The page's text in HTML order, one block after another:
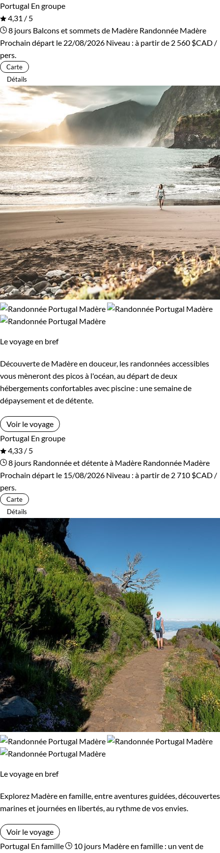
Portugal En groupe
4,31 / 5
8 jours Balcons et sommets de Madère Randonnée Madère
Prochain départ le 22/08/2026 Niveau : à partir de 2 560 $CAD /
pers.
Carte
Détails
Le voyage en bref
Découverte de Madère en douceur, les randonnées accessibles
vous mèneront des picos à l'océan, au départ de deux
hébergements confortables avec piscine : une semaine de
dépaysement et de détente.
Voir le voyage
Portugal En groupe
4,33 / 5
8 jours Randonnée et détente à Madère Randonnée Madère
Prochain départ le 15/08/2026 Niveau : à partir de 2 710 $CAD /
pers.
Carte
Détails
Le voyage en bref
Explorez Madère en famille, entre aventures guidées, découvertes
marines et journées en libertés, au rythme de vos envies.
Voir le voyage
Portugal En famille 10 jours Madère en famille : un vent de